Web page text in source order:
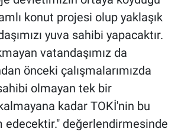
konut projesi olup yaklaşık
yuva sahibi yapacaktır.
vatandaşımız da
önceki çalışmalarımızda
olmayan tek bir
kadar TOKİ'nin bu
edecektir." değerlendirmesinde